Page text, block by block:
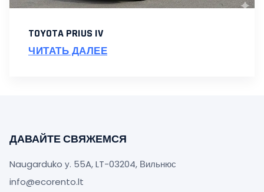
TOYOTA PRIUS IV
ЧИТАТЬ ДАЛЕЕ
ДАВАЙТЕ СВЯЖЕМСЯ
Naugarduko у. 55A, LT-03204, Вильнюс
info@ecorento.lt